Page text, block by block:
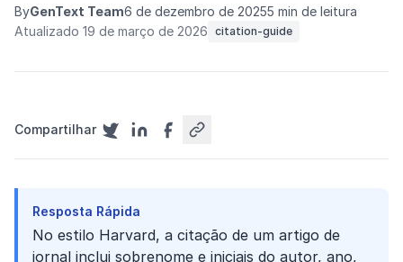
ByGenText Team6 de dezembro de 20255 min de leitura
Atualizado 19 de março de 2026 citation-guide
Compartilhar
Resposta Rápida
No estilo Harvard, a citação de um artigo de
jornal inclui sobrenome e iniciais do autor, ano,